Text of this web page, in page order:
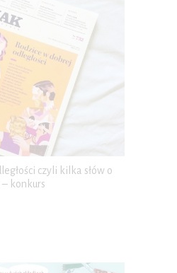
czyli kilka słów o
konkurs